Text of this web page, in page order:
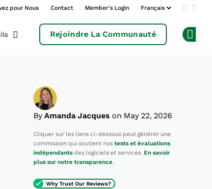
pour Nous Contact Member's Login Add us
Rejoindre La Communauté
By Amanda Jacques on May 22, 2026
Cliquer sur les liens ci-dessous peut générer une
commission qui soutient nos tests et évaluations
indépendants des logiciels et services. En savoir
plus sur notre transparence.
Why Trust Our Reviews?